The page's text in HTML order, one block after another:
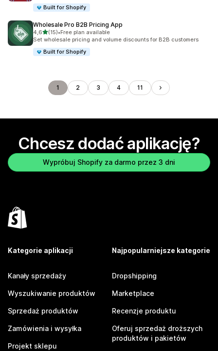
Built for Shopify
Wholesale Pro B2B Pricing App
4,6na 5 gwiazdek
(15)
Łączna liczba recenzji: 15
•Free plan available
Set wholesale pricing and volume discounts for B2B customers
Built for Shopify
1 2 3 4 11
Chcesz dodać aplikację?
Wypróbuj Shopify za darmo przez 3 dni
Kategorie aplikacji
Kanały sprzedaży
Wyszukiwanie produktów
Sprzedaż produktów
Zamówienia i wysyłka
Projekt sklepu
Najpopularniejsze kategorie
Dropshipping
Marketplace
Recenzje produktu
Oferuj sprzedaż droższych
produktów i pakietów